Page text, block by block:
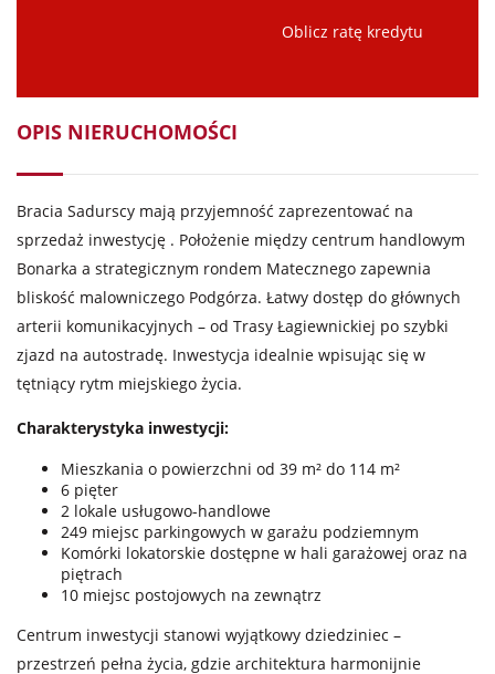
Oblicz ratę kredytu
OPIS NIERUCHOMOŚCI
Bracia Sadurscy mają przyjemność zaprezentować na
sprzedaż inwestycję . Położenie między centrum handlowym
Bonarka a strategicznym rondem Matecznego zapewnia
bliskość malowniczego Podgórza. Łatwy dostęp do głównych
arterii komunikacyjnych – od Trasy Łagiewnickiej po szybki
zjazd na autostradę. Inwestycja idealnie wpisując się w
tętniący rytm miejskiego życia.
Charakterystyka inwestycji:
Mieszkania o powierzchni od 39 m² do 114 m²
6 pięter
2 lokale usługowo-handlowe
249 miejsc parkingowych w garażu podziemnym
Komórki lokatorskie dostępne w hali garażowej oraz na
piętrach
10 miejsc postojowych na zewnątrz
Centrum inwestycji stanowi wyjątkowy dziedziniec –
przestrzeń pełna życia, gdzie architektura harmonijnie